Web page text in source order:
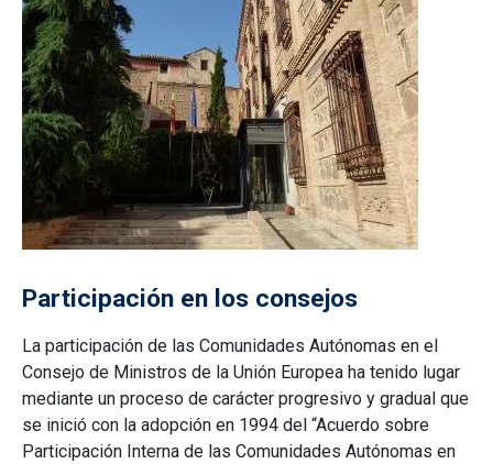
Participación en los consejos
La participación de las Comunidades Autónomas en el
Consejo de Ministros de la Unión Europea ha tenido lugar
mediante un proceso de carácter progresivo y gradual que
se inició con la adopción en 1994 del “Acuerdo sobre
Participación Interna de las Comunidades Autónomas en